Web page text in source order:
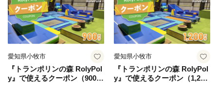
愛知県小牧市
『トランポリンの森 RolyPol
y』で使えるクーポン（900
愛知県小牧市
『トランポリンの森 RolyPol
y』で使えるクーポン（1,200